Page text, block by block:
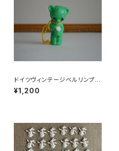
ドイツヴィンテージベルリンプラ
ベア緑176
¥1,200